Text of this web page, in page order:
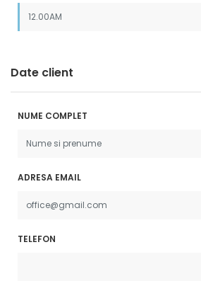
Date client
NUME COMPLET
ADRESA EMAIL
TELEFON